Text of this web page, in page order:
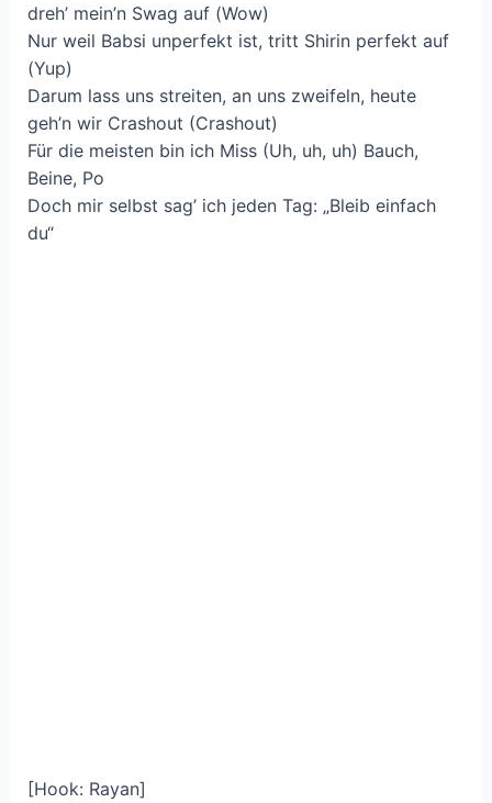
dreh’ mein’n Swag auf (Wow)
Nur weil Babsi unperfekt ist, tritt Shirin perfekt auf
(Yup)
Darum lass uns streiten, an uns zweifeln, heute
geh’n wir Crashout (Crashout)
Für die meisten bin ich Miss (Uh, uh, uh) Bauch,
Beine, Po
Doch mir selbst sag’ ich jeden Tag: „Bleib einfach
du“
[Hook: Rayan]